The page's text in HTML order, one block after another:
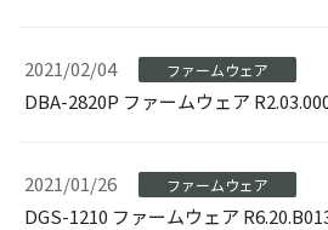
2021/02/04 ファームウェア
DBA-2820P ファームウェア
2021/01/26 ファームウェア
DGS-1210 ファームウェア